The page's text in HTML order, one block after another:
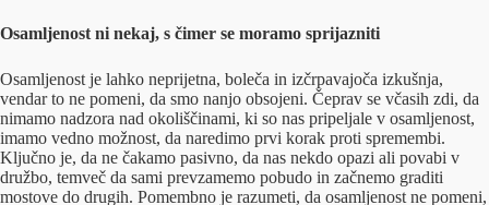
Osamljenost ni nekaj, s čimer se moramo sprijazniti
Osamljenost je lahko neprijetna, boleča in izčrpavajoča izkušnja,
vendar to ne pomeni, da smo nanjo obsojeni. Čeprav se včasih zdi, da
nimamo nadzora nad okoliščinami, ki so nas pripeljale v osamljenost,
imamo vedno možnost, da naredimo prvi korak proti spremembi.
Ključno je, da ne čakamo pasivno, da nas nekdo opazi ali povabi v
družbo, temveč da sami prevzamemo pobudo in začnemo graditi
mostove do drugih. Pomembno je razumeti, da osamljenost ne pomeni,